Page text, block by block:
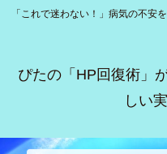
「これで迷わない！」病気の不安
ぴたの「HP回復術」
しい